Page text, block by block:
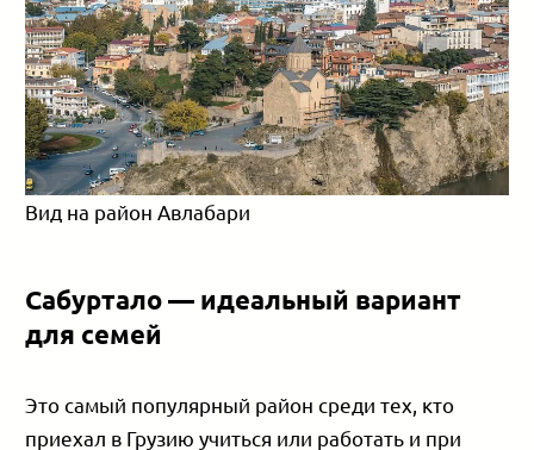
Вид на район Авлабари
Сабуртало — идеальный вариант
для семей
Это самый популярный район среди тех, кто
приехал в Грузию учиться или работать и при